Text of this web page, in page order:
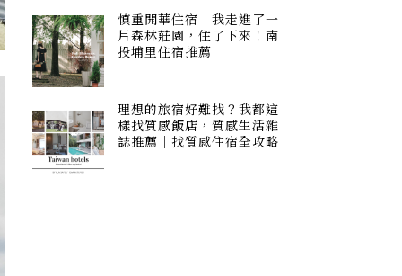
慎重開華住宿｜我走進了一
片森林莊園，住了下來！南
投埔里住宿推薦
理想的旅宿好難找？我都這
樣找質感飯店，質感生活雜
誌推薦｜找質感住宿全攻略